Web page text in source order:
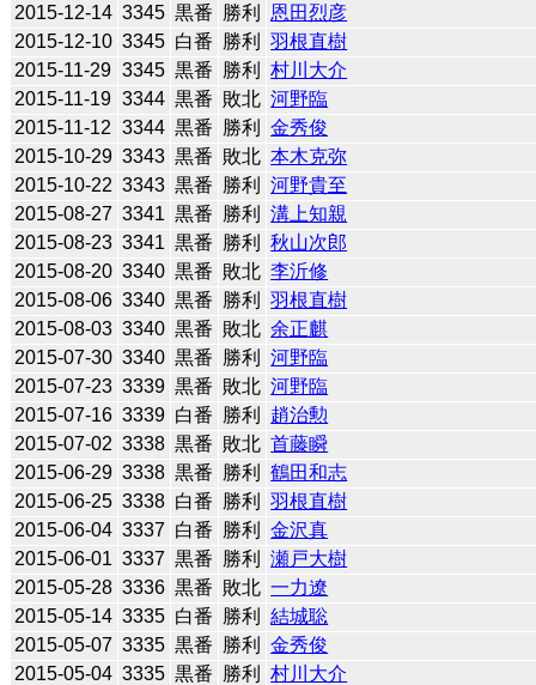
2015-12-14 3345 黒番 勝利
恩田烈彦
2015-12-10 3345 白番 勝利
羽根直樹
2015-11-29 3345 黒番 勝利
村川大介
2015-11-19 3344 黒番 敗北 河野臨
2015-11-12 3344 黒番 勝利
金秀俊
2015-10-29 3343 黒番 敗北 本木克弥
2015-10-22 3343 黒番 勝利
河野貴至
2015-08-27 3341 黒番 勝利
溝上知親
2015-08-23 3341 黒番 勝利
秋山次郎
2015-08-20 3340 黒番 敗北 李沂修
2015-08-06 3340 黒番 勝利
羽根直樹
2015-08-03 3340 黒番 敗北 余正麒
2015-07-30 3340 黒番 勝利
河野臨
2015-07-23 3339 黒番 敗北 河野臨
2015-07-16 3339 白番 勝利
趙治勲
2015-07-02 3338 黒番 敗北 首藤瞬
2015-06-29 3338 黒番 勝利
鶴田和志
2015-06-25 3338 白番 勝利
羽根直樹
2015-06-04 3337 白番 勝利
金沢真
2015-06-01 3337 黒番 勝利
瀬戸大樹
2015-05-28 3336 黒番 敗北 一力遼
2015-05-14 3335 白番 勝利
結城聡
2015-05-07 3335 黒番 勝利
金秀俊
2015-05-04 3335 黒番 勝利
村川大介